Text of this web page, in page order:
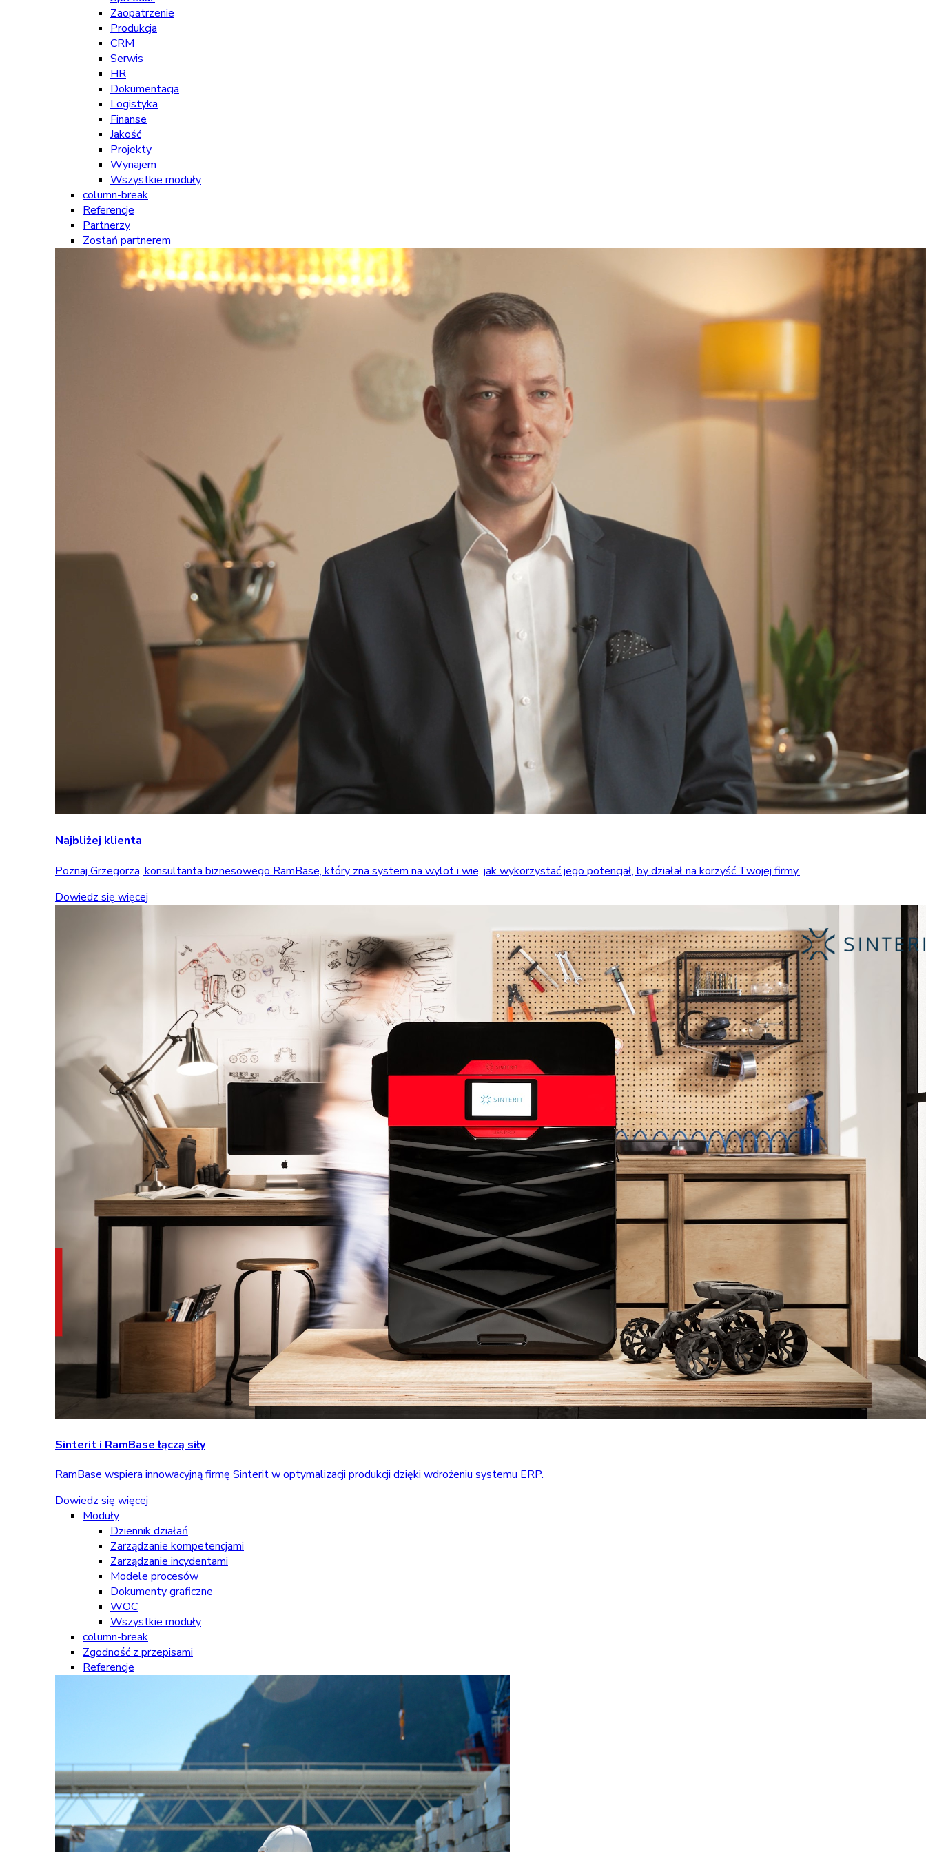
Zaopatrzenie
Produkcja
CRM
Serwis
HR
Dokumentacja
Logistyka
Finanse
Jakość
Projekty
Wynajem
Wszystkie moduły
column-break
Referencje
Partnerzy
Zostań partnerem
Najbliżej klienta
Poznaj Grzegorza, konsultanta biznesowego RamBase, który zna system na wylot i wie, jak wykorzystać jego potencjał, by działał na korzyść Twojej firmy.
Dowiedz się więcej
Sinterit i RamBase łączą siły
RamBase wspiera innowacyjną firmę Sinterit w optymalizacji produkcji dzięki wdrożeniu systemu ERP.
Dowiedz się więcej
Moduły
Dziennik działań
Zarządzanie kompetencjami
Zarządzanie incydentami
Modele procesów
Dokumenty graficzne
WOC
Wszystkie moduły
column-break
Zgodność z przepisami
Referencje